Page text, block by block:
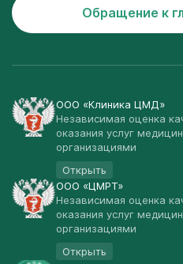
Обращение к
ООО «Клиника ЦМД»
Независимая оценка
оказания услуг
организациями
Открыть
ООО «ЦМРТ»
Независимая оценка
оказания услуг
организациями
Открыть